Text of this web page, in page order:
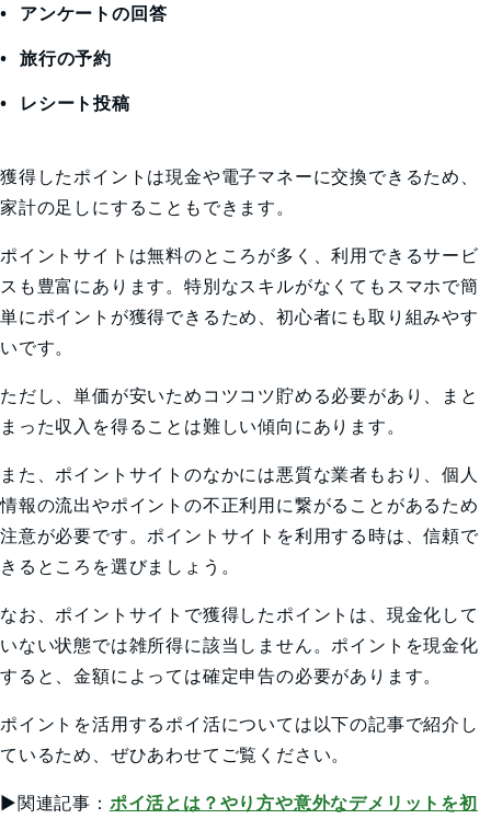
アンケートの回答
旅行の予約
レシート投稿
獲得したポイントは現金や電子マネーに交換できるため、
家計の足しにすることもできます。
ポイントサイトは無料のところが多く、利用できるサービ
スも豊富にあります。特別なスキルがなくてもスマホで簡
単にポイントが獲得できるため、初心者にも取り組みやす
いです。
ただし、単価が安いためコツコツ貯める必要があり、まと
まった収入を得ることは難しい傾向にあります。
また、ポイントサイトのなかには悪質な業者もおり、個人
情報の流出やポイントの不正利用に繋がることがあるため
注意が必要です。ポイントサイトを利用する時は、信頼で
きるところを選びましょう。
なお、ポイントサイトで獲得したポイントは、現金化して
いない状態では雑所得に該当しません。ポイントを現金化
すると、金額によっては確定申告の必要があります。
ポイントを活用するポイ活については以下の記事で紹介し
ているため、ぜひあわせてご覧ください。
▶関連記事： ポイ活とは？やり方や意外なデメリットを初